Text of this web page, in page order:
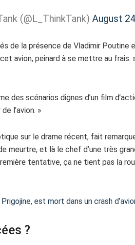
(@L_ThinkTank) August
de la présence de Vladimir Poutine
avion, peinard à se mettre au
des scénarios dignes d’un film
l’avion. »
sur le drame récent, fait
meurtre, et là le chef d’une très
tentative, ça ne tient pas la
est mort dans un crash
?